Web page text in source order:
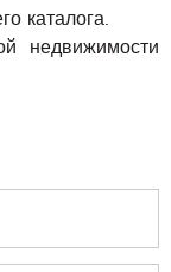
каталога.
недвижимости